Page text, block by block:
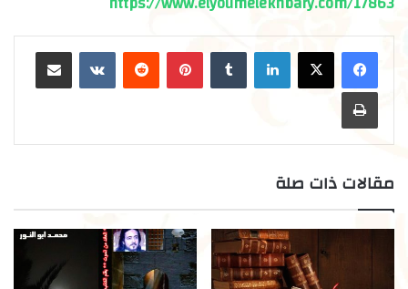
لينكدإن بينتيريست مشاركة عبر البريد
طباعة
مقالات ذات صلة